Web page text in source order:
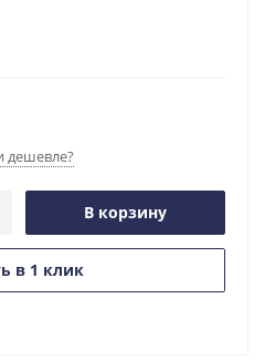
дешевле?
В корзину
в 1 клик